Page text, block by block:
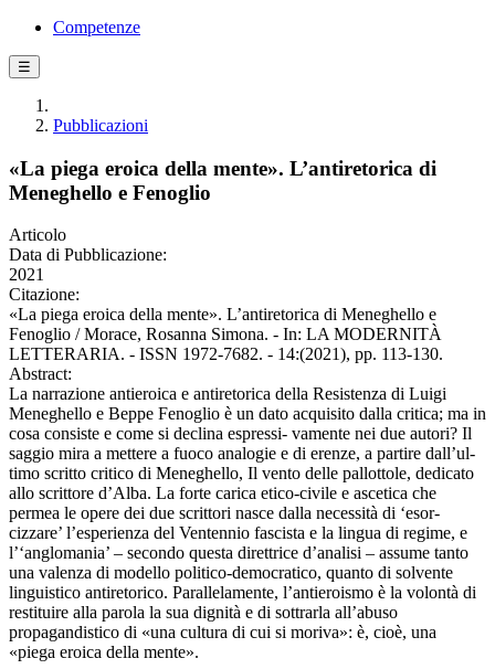
Competenze
☰
Pubblicazioni
«La piega eroica della mente». L’antiretorica di
Meneghello e Fenoglio
Articolo
Data di Pubblicazione:
2021
Citazione:
«La piega eroica della mente». L’antiretorica di Meneghello e
Fenoglio / Morace, Rosanna Simona. - In: LA MODERNITÀ
LETTERARIA. - ISSN 1972-7682. - 14:(2021), pp. 113-130.
Abstract:
La narrazione antieroica e antiretorica della Resistenza di Luigi
Meneghello e Beppe Fenoglio è un dato acquisito dalla critica; ma in
cosa consiste e come si declina espressi- vamente nei due autori? Il
saggio mira a mettere a fuoco analogie e di erenze, a partire dall’ul-
timo scritto critico di Meneghello, Il vento delle pallottole, dedicato
allo scrittore d’Alba. La forte carica etico-civile e ascetica che
permea le opere dei due scrittori nasce dalla necessità di ‘esor-
cizzare’ l’esperienza del Ventennio fascista e la lingua di regime, e
l’‘anglomania’ – secondo questa direttrice d’analisi – assume tanto
una valenza di modello politico-democratico, quanto di solvente
linguistico antiretorico. Parallelamente, l’antieroismo è la volontà di
restituire alla parola la sua dignità e di sottrarla all’abuso
propagandistico di «una cultura di cui si moriva»: è, cioè, una
«piega eroica della mente».